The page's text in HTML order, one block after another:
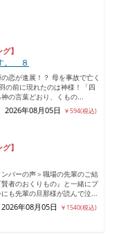
】
。 ８
恋が進展！？ 母を事故で亡く
の前に現れたのは神様！「四
の言葉どおり、くもの...
2026年08月05日 ￥594(税込)
】
バーの声＞職場の先輩のご結
者のおくりもの』と一緒にプ
も先輩の旦那様が読んで泣...
2026年08月05日 ￥1540(税込)